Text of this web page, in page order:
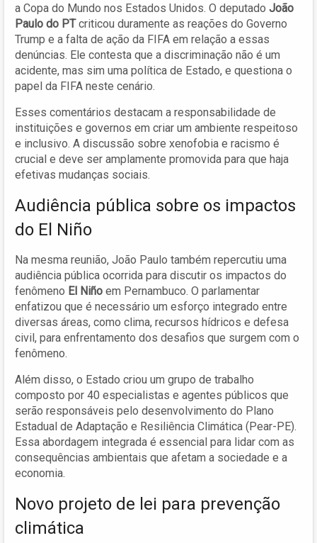
a Copa do Mundo nos Estados Unidos. O deputado João
Paulo do PTcriticou duramente as reações do Governo
Trump e a falta de ação da FIFA em relação a essas
denúncias. Ele contesta que a discriminação não é um
acidente, mas sim uma política de Estado, e questiona o
papel da FIFA neste cenário.
Esses comentários destacam a responsabilidade de
instituições e governos em criar um ambiente respeitoso
e inclusivo. A discussão sobre xenofobia e racismo é
crucial e deve ser amplamente promovida para que haja
efetivas mudanças sociais.
Audiência pública sobre os impactos
do El Niño
Na mesma reunião, João Paulo também repercutiu uma
audiência pública ocorrida para discutir os impactos do
fenômeno El Niño em Pernambuco. O parlamentar
enfatizou que é necessário um esforço integrado entre
diversas áreas, como clima, recursos hídricos e defesa
civil, para enfrentamento dos desafios que surgem com o
fenômeno.
Além disso, o Estado criou um grupo de trabalho
composto por 40 especialistas e agentes públicos que
serão responsáveis pelo desenvolvimento do Plano
Estadual de Adaptação e Resiliência Climática (Pear-PE).
Essa abordagem integrada é essencial para lidar com as
consequências ambientais que afetam a sociedade e a
economia.
Novo projeto de lei para prevenção
climática